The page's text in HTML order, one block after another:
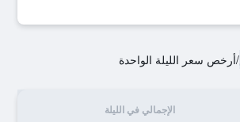
/أرخص سعر الليلة الواحدة
الإجمالي في الليلة